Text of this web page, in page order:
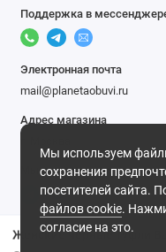
Женские черные туфли
Мы используем
сохранения
посетителей сайта.
файлов cookie.
согласие на это.
Поддержка в
Электронная почта
mail@planetaobuvi.ru
Адрес магазина
Мы в сети